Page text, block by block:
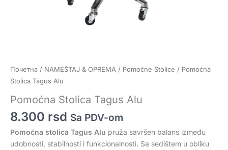
Почетна / NAMEŠTAJ & OPREMA / Pomoćne Stolice / Pomoćna
Stolica Tagus Alu
Pomoćna Stolica Tagus Alu
8.300 rsd Sa PDV-om
Pomoćna stolica Tagus Alu pruža savršen balans između
udobnosti, stabilnosti i funkcionalnosti. Sa sedištem u obliku